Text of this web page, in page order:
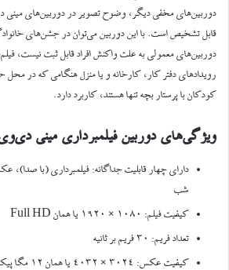
دوربین‌های مخفی دیگر، وضوح تصویر در دوربین‌های مینی
قابل تشخیص است. با این دوربین می‌توان در جشن‌های
دوربین‌های معمولی به علت واکنش افراد قابل ثبت نیست،
رویدادهای دفتر کار، کارخانه و یا منزل هنگامی که در محل
کودکان با پرستار بچه تنها هستند، کاربرد دارد.
ویژگی‌های دوربین فیلمبرداری مینی
دارای چهار قابلیت جداگانه: فیلمبرداری (با صدا)،
شب
کیفیت فیلم: ۱۰۸۰ × ۱۹۲۰ یا همان Full HD
تعداد فریم: ۳۰ فریم بر ثانیه
کیفیت عکس: ۳۰۲۴ × ۴۰۳۲ یا همان ۱۲ مگا پیکسل